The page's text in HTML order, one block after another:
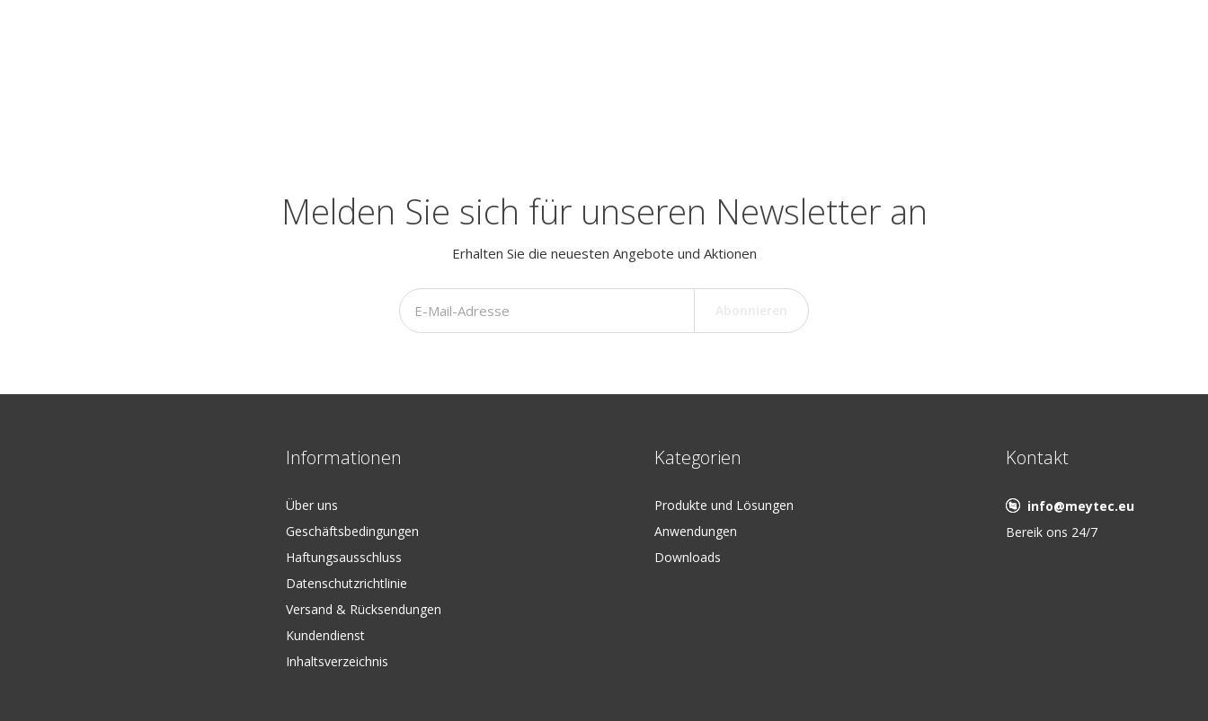
Melden Sie sich für unseren Newsletter an
Erhalten Sie die neuesten Angebote und Aktionen
Informationen
Über uns
Geschäftsbedingungen
Haftungsausschluss
Datenschutzrichtlinie
Versand & Rücksendungen
Kundendienst
Inhaltsverzeichnis
Kategorien
Produkte und Lösungen
Anwendungen
Downloads
Kontakt
info@meytec.eu
Bereik ons 24/7